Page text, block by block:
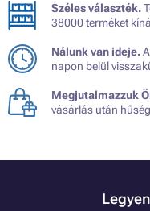
Széles választék.
38000 terméket
Nálunk van ideje.
napon belül
Megjutalmazzuk
vásárlás után